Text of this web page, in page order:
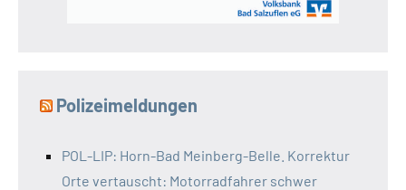
Polizeimeldungen
POL-LIP: Horn-Bad Meinberg-Belle. Korrektur
Orte vertauscht: Motorradfahrer schwer